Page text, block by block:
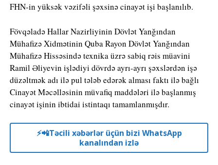
FHN-in yüksək vəzifəli şəxsinə cinayət işi başlanılıb.
Fövqəladə Hallar Nazirliyinin Dövlət Yanğından
Mühafizə Xidmətinin Quba Rayon Dövlət Yanğından
Mühafizə Hissəsində texnika üzrə sabiq rəis müavini
Ramil Əliyevin işlədiyi dövrdə ayrı-ayrı şəxslərdən işə
düzəltmək adı ilə pul tələb edərək alması faktı ilə bağlı
Cinayət Məcəlləsinin müvafiq maddələri ilə başlanmış
cinayət işinin ibtidai istintaqı tamamlanmışdır.
⚡️📲Təcili xəbərlər üçün bizi WhatsApp
kanalından izlə